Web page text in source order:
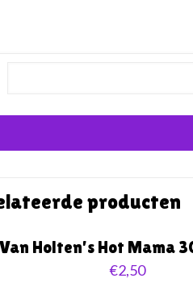
producten
Van Holten’s Hot Mama
€2,50